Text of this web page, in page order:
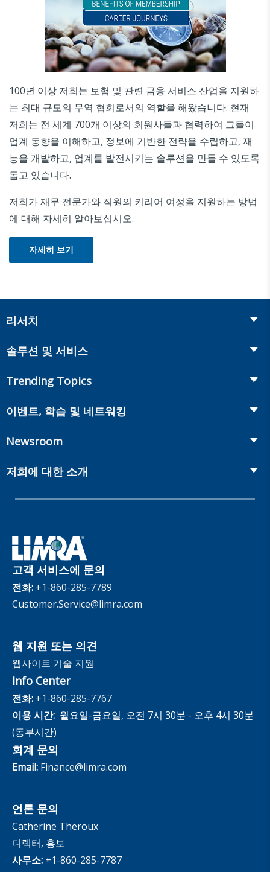
100년 이상 저희는 보험 및 관련 금융 서비스 산업을 지원하
는 최대 규모의 무역 협회로서의 역할을 해왔습니다. 현재
저희는 전 세계 700개 이상의 회원사들과 협력하여 그들이
업계 동향을 이해하고, 정보에 기반한 전략을 수립하고, 재
능을 개발하고, 업계를 발전시키는 솔루션을 만들 수 있도록
돕고 있습니다.
저희가 재무 전문가와 직원의 커리어 여정을 지원하는 방법
에 대해 자세히 알아보십시오.
자세히 보기
리서치
Annuities
Workplace Benefits
Annual Research Agenda
Benchmarks
Experience Studies
InfoCenter
솔루션 및 서비스
Onboarding and Development
Market Development and Monitoring
Trending Topics
Annuities
Publications & Podcasts
Retirement Income Resources
이벤트, 학습 및 네트워킹
Committees and Study Groups
Newsroom
Publications and Podcasts
저희에 대한 소개
관리체계
Careers
The InfoCenter
고객 서비스에 문의
전화: +1-860-285-7789
Customer.Service@limra.com
웹 지원 또는 의견
웹사이트 기술 지원
Info Center
전화: +1-860-285-7767
이용 시간: 월요일-금요일, 오전 7시 30분 - 오후 4시 30분
(동부시간)
회계 문의
Email: Finance@limra.com
언론 문의
Catherine Theroux
디렉터, 홍보
사무소: +1-860-285-7787